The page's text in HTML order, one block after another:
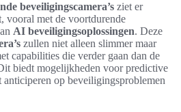
beveiligingscamera’s ziet er
vooral met de voortdurende
AI beveiligingsoplossingen. Deze
zullen niet alleen slimmer maar
capabilities die verder gaan dan de
biedt mogelijkheden voor predictive
op beveiligingsproblemen